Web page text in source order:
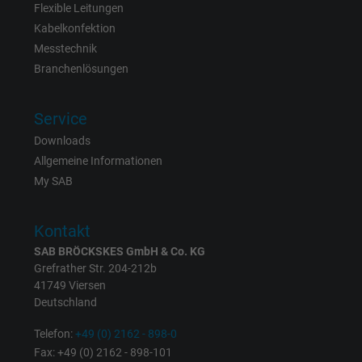
Zweck
Erzeugt statistische Daten darüber, wie der
Name IDE, Google DoubleClick
Anbieter
Laufzeit
Name test_cookie, Google DoubleClick
Laufzeit 15 Minuten
Flexible Leitungen
Kabelkonfektion
Messtechnik
Branchenlösungen
Service
Downloads
Allgemeine Informationen
My SAB
Kontakt
SAB BRÖCKSKES GmbH & Co. KG
Grefrather Str. 204-212b
41749 Viersen
Deutschland
Telefon:+49 (0) 2162 - 898-0
Fax: +49 (0) 2162 - 898-101